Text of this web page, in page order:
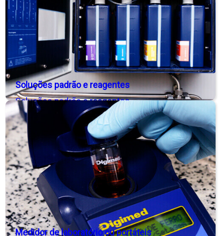
Soluções padrão e reagentes
Soluções padrão e reagentes
Medidor de laboratório ou portáteis